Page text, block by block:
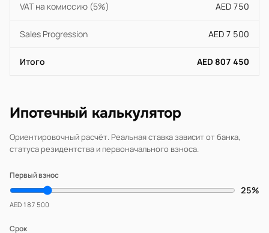
VAT на комиссию (5%) AED 750
Sales Progression AED 7 500
Итого AED 807 450
Ипотечный калькулятор
Ориентировочный расчёт. Реальная ставка зависит от банка,
статуса резидентства и первоначального взноса.
Первый взнос
25%
AED 187 500
Срок